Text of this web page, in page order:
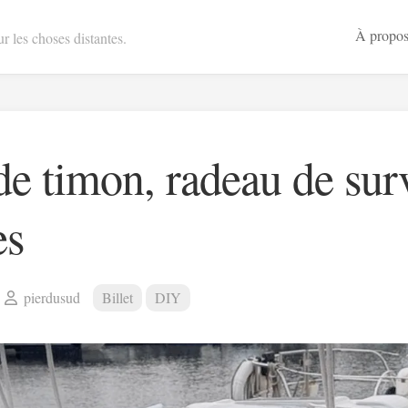
les choses distantes. À propos
timon, radeau de
pierdusud Billet DIY